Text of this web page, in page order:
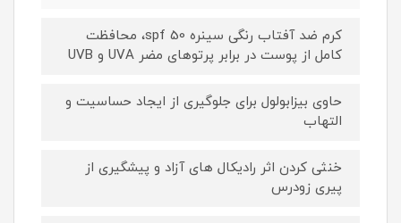
کرم ضد آفتاب رنگی سینره spf 50، محافظت
کامل از پوست در برابر پرتوهای مضر UVA و UVB
حاوی بیزابولول برای جلوگیری از ایجاد حساسیت و
التهاب
خنثی کردن اثر رادیکال های آزاد و پیشگیری از
پیری زودرس